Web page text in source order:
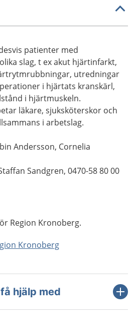
patienter med
slag, t ex akut hjärtinfarkt,
utredningar
i hjärtats kranskärl,
i hjärtmuskeln.
läkare, sjuksköterskor och
i arbetslag.
Andersson, Cornelia
Sandgren, 0470-58 80 00
Region Kronoberg.
Kronoberg
hjälp med